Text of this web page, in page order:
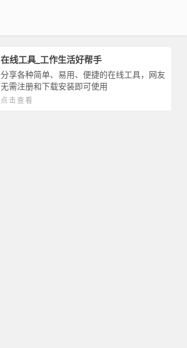
在线工具_工作生活好帮手
分享各种简单、易用、便捷的在线工具，网友
无需注册和下载安装即可使用
点击查看